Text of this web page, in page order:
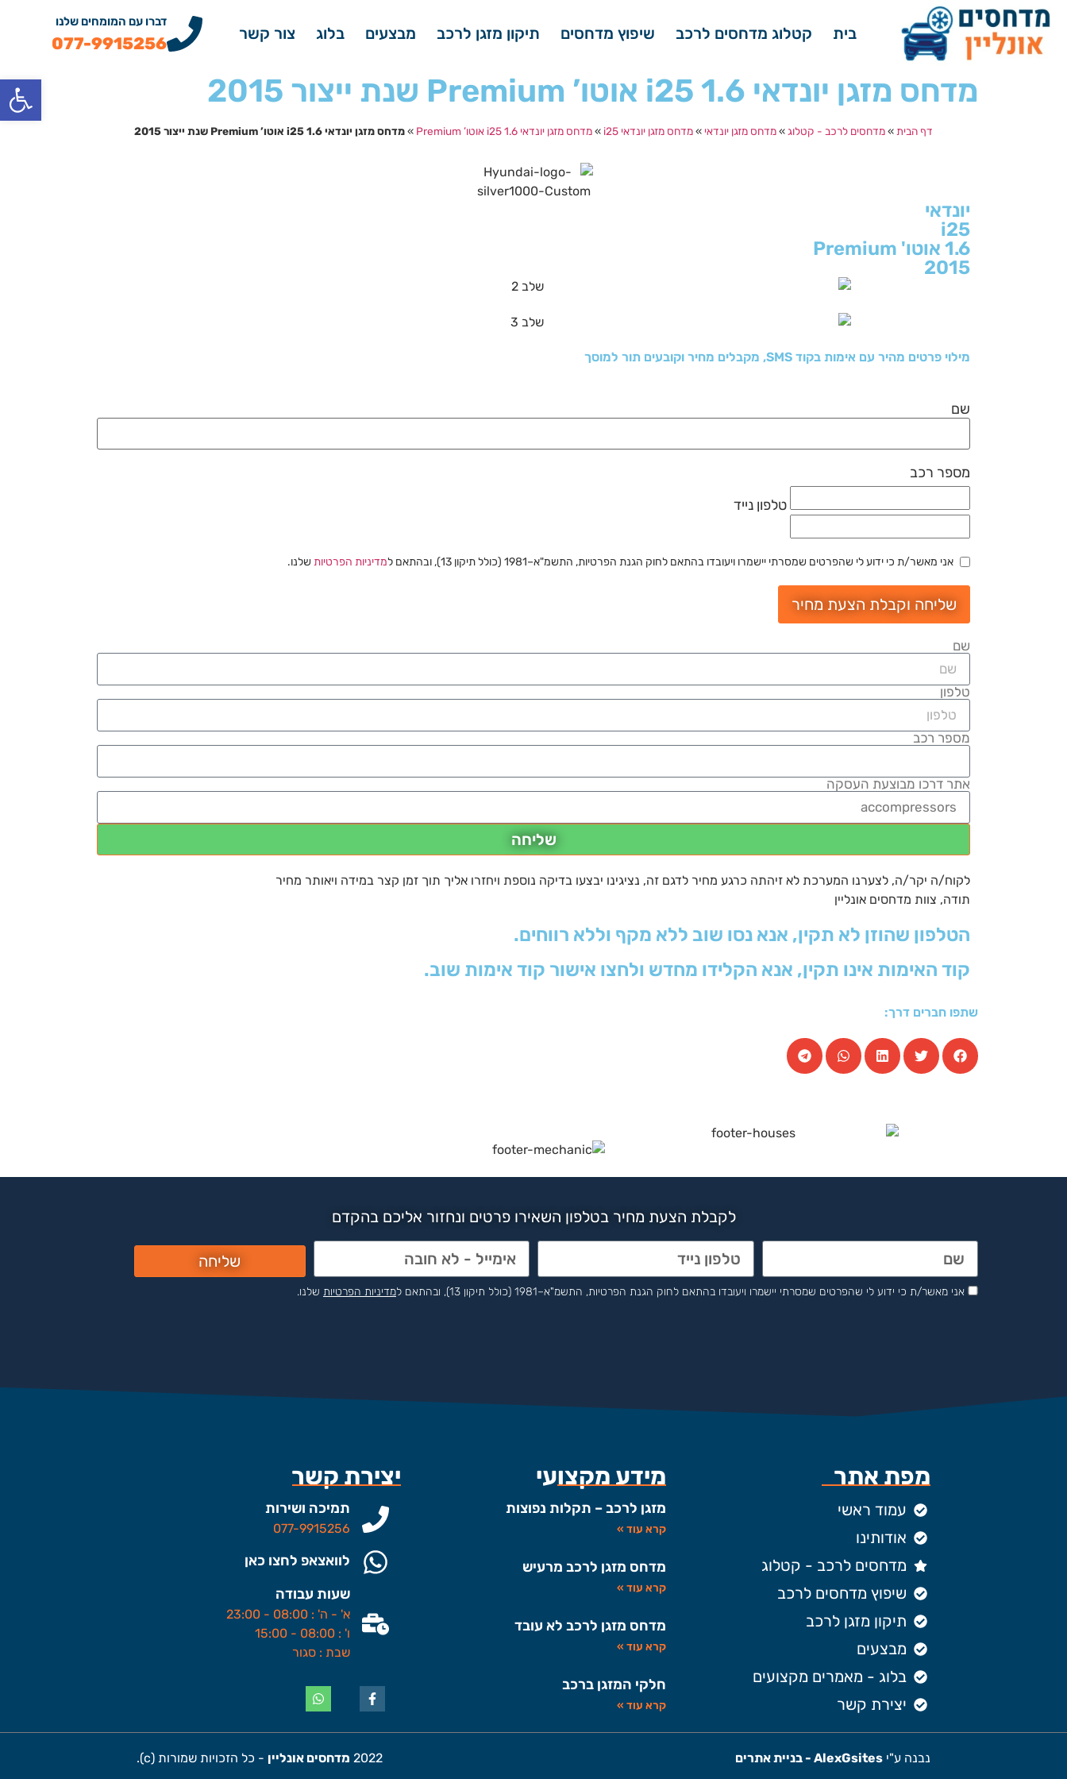
בית קטלוג מדחסים לרכב שיפוץ מדחסים תיקון מזגן לרכב מבצעים בלוג צור קשר
דברו עם המומחים שלנו
077-9915256
מדחס מזגן יונדאי i25 1.6 אוטו’ Premium שנת ייצור 2015
דף הבית »מדחסים לרכב - קטלוג »מדחס מזגן יונדאי »מדחס מזגן יונדאי i25 »מדחס מזגן יונדאי i25 1.6 אוטו’ Premium »מדחס מזגן יונדאי i25 1.6 אוטו’ Premium שנת ייצור 2015
יונדאי
i25
1.6 אוטו' Premium
2015
מילוי פרטים מהיר עם אימות בקוד SMS, מקבלים מחיר וקובעים תור למוסך
שם
מספר רכב
טלפון נייד
אני מאשר/ת כי ידוע לי שהפרטים שמסרתי יישמרו ויעובדו בהתאם לחוק הגנת הפרטיות, התשמ"א–1981 (כולל תיקון 13), ובהתאם ל מדיניות הפרטיות שלנו.
שליחה וקבלת הצעת מחיר
שם
טלפון
מספר רכב
אתר דרכו מבוצעת העסקה
שליחה
לקוח/ה יקר/ה, לצערנו המערכת לא זיהתה כרגע מחיר לדגם זה, נציגינו יבצעו בדיקה נוספת ויחזרו אליך תוך זמן קצר במידה ויאותר מחיר
תודה, צוות מדחסים אונליין
הטלפון שהוזן לא תקין, אנא נסו שוב ללא מקף וללא רווחים.
קוד האימות אינו תקין, אנא הקלידו מחדש ולחצו אישור קוד אימות שוב.
שתפו חברים דרך:
לקבלת הצעת מחיר בטלפון השאירו פרטים ונחזור אליכם בהקדם
אני מאשר/ת כי ידוע לי שהפרטים שמסרתי יישמרו ויעובדו בהתאם לחוק הגנת הפרטיות, התשמ"א–1981 (כולל תיקון 13), ובהתאם ל מדיניות הפרטיות שלנו.
שליחה
מפת אתר
עמוד ראשי
אודותינו
מדחסים לרכב - קטלוג
שיפוץ מדחסים לרכב
תיקון מזגן לרכב
מבצעים
בלוג - מאמרים מקצועים
יצירת קשר
מידע מקצועי
מזגן לרכב – תקלות נפוצות
קרא עוד »
מדחס מזגן לרכב מרעיש
קרא עוד »
מדחס מזגן לרכב לא עובד
קרא עוד »
חלקי המזגן ברכב
קרא עוד »
יצירת קשר
תמיכה ושירות
077-9915256
לוואצאפ לחצו כאן
שעות עבודה
א' - ה' : 08:00 - 23:00
ו' : 08:00 - 15:00
שבת : סגור
נבנה ע"י AlexGsites - בניית אתרים 2022 מדחסים אונליין - כל הזכויות שמורות (c).